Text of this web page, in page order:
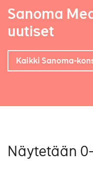
Sanoma
uutiset
Kaikki Sanoma-
Näytetään